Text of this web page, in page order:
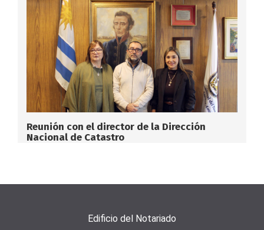
Reunión con el director de la Dirección
Nacional de Catastro
Edificio del Notariado